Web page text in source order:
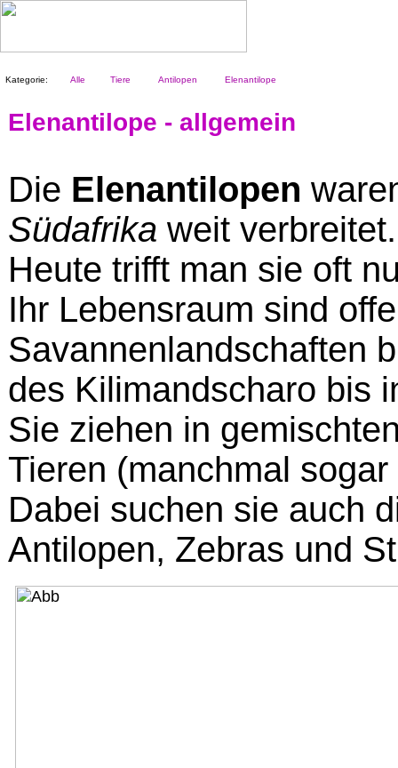
Kategorie: Alle Tiere Antilopen Elenantilope
Elenantilope - allgemein
Die Elenantilopen
Südafrika weit verbreitet.
Heute trifft man sie oft
Ihr Lebensraum sind
Savannenlandschaften
des Kilimandscharo bis
Sie ziehen in
Tieren (manchmal
Dabei suchen sie auch
Antilopen, Zebras und